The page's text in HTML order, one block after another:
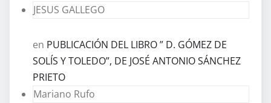
JESUS GALLEGO
en PUBLICACIÓN DEL LIBRO ” D. GÓMEZ DE
SOLÍS Y TOLEDO”, DE JOSÉ ANTONIO SÁNCHEZ
PRIETO
Mariano Rufo